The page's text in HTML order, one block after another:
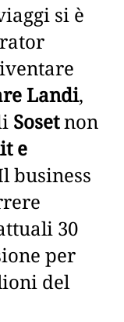
si è
Landi,
Sosetnon
e
business
30
per
del